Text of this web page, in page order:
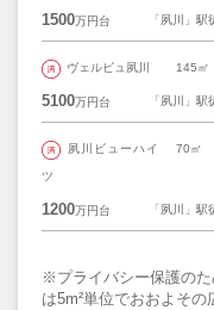
1500万円台 「夙川」
ヴェルビュ夙川
5100万円台
145㎡
「夙川」
夙川ビューハイ
ツ
1200万円台
70㎡
「夙川」
※プライバシー保護の
は5m²単位でおおよその